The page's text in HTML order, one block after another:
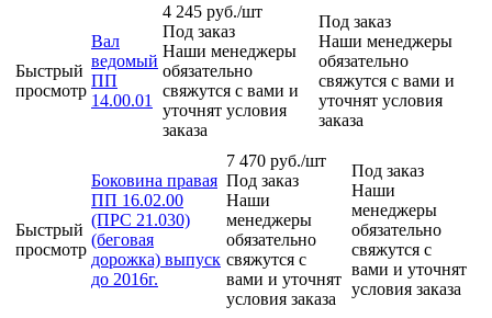
Быстрый
просмотр
Вал
ведомый
ПП
14.00.01
4 245 руб./шт
Под заказ
Наши менеджеры
обязательно
свяжутся с вами и
уточнят условия
заказа
Под заказ
Наши менеджеры
обязательно
свяжутся с вами и
уточнят условия
заказа
Быстрый
просмотр
Боковина правая
ПП 16.02.00
(ПРС 21.030)
(беговая
дорожка) выпуск
до 2016г.
7 470 руб./шт
Под заказ
Наши
менеджеры
обязательно
свяжутся с
вами и уточнят
условия заказа
Под заказ
Наши
менеджеры
обязательно
свяжутся с
вами и уточнят
условия заказа